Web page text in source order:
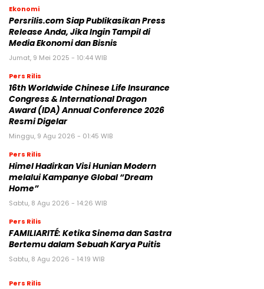
Ekonomi
Persrilis.com Siap Publikasikan Press
Release Anda, Jika Ingin Tampil di
Media Ekonomi dan Bisnis
Jumat, 9 Mei 2025 - 10:44 WIB
Pers Rilis
16th Worldwide Chinese Life Insurance
Congress & International Dragon
Award (IDA) Annual Conference 2026
Resmi Digelar
Minggu, 9 Agu 2026 - 01:45 WIB
Pers Rilis
Himel Hadirkan Visi Hunian Modern
melalui Kampanye Global “Dream
Home”
Sabtu, 8 Agu 2026 - 14:26 WIB
Pers Rilis
FAMILIARITÉ: Ketika Sinema dan Sastra
Bertemu dalam Sebuah Karya Puitis
Sabtu, 8 Agu 2026 - 14:19 WIB
Pers Rilis